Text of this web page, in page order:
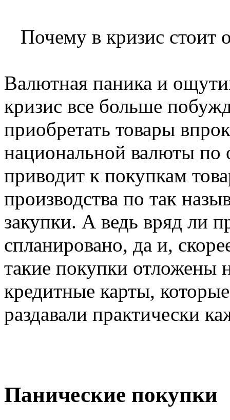
Почему в кризис стоит
Валютная паника и
кризис все больше
приобретать товары
национальной валюты
приводит к покупкам
производства по так
закупки. А ведь вряд ли
спланировано, да и,
такие покупки отложены
кредитные карты,
раздавали практически
Панические покупки